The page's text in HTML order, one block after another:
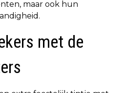
maar ook hun
met de